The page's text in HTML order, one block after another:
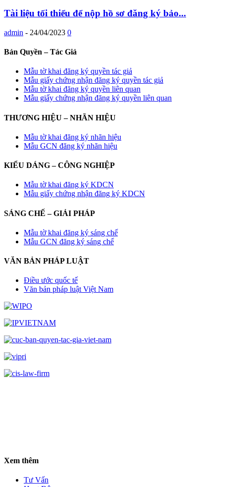
Tài liệu tối thiểu để nộp hồ sơ đăng ký bảo...
admin - 24/04/2023 0
Bản Quyền – Tác Giả
Mẫu tờ khai đăng ký quyền tác giả
Mẫu giấy chứng nhận đăng ký quyền tác giả
Mẫu tờ khai đăng ký quyền liên quan
Mẫu giấy chứng nhận đăng ký quyền liên quan
THƯƠNG HIỆU – NHÃN HIỆU
Mẫu tờ khai đăng ký nhãn hiệu
Mẫu GCN đăng ký nhãn hiệu
KIỂU DÁNG – CÔNG NGHIỆP
Mẫu tờ khai đăng ký KDCN
Mẫu giấy chứng nhận đăng ký KDCN
SÁNG CHẾ – GIẢI PHÁP
Mẫu tờ khai đăng ký sáng chế
Mẫu GCN đăng ký sáng chế
VĂN BẢN PHÁP LUẬT
Điều ước quốc tế
Văn bản pháp luật Việt Nam
Xem thêm
Tư Vấn